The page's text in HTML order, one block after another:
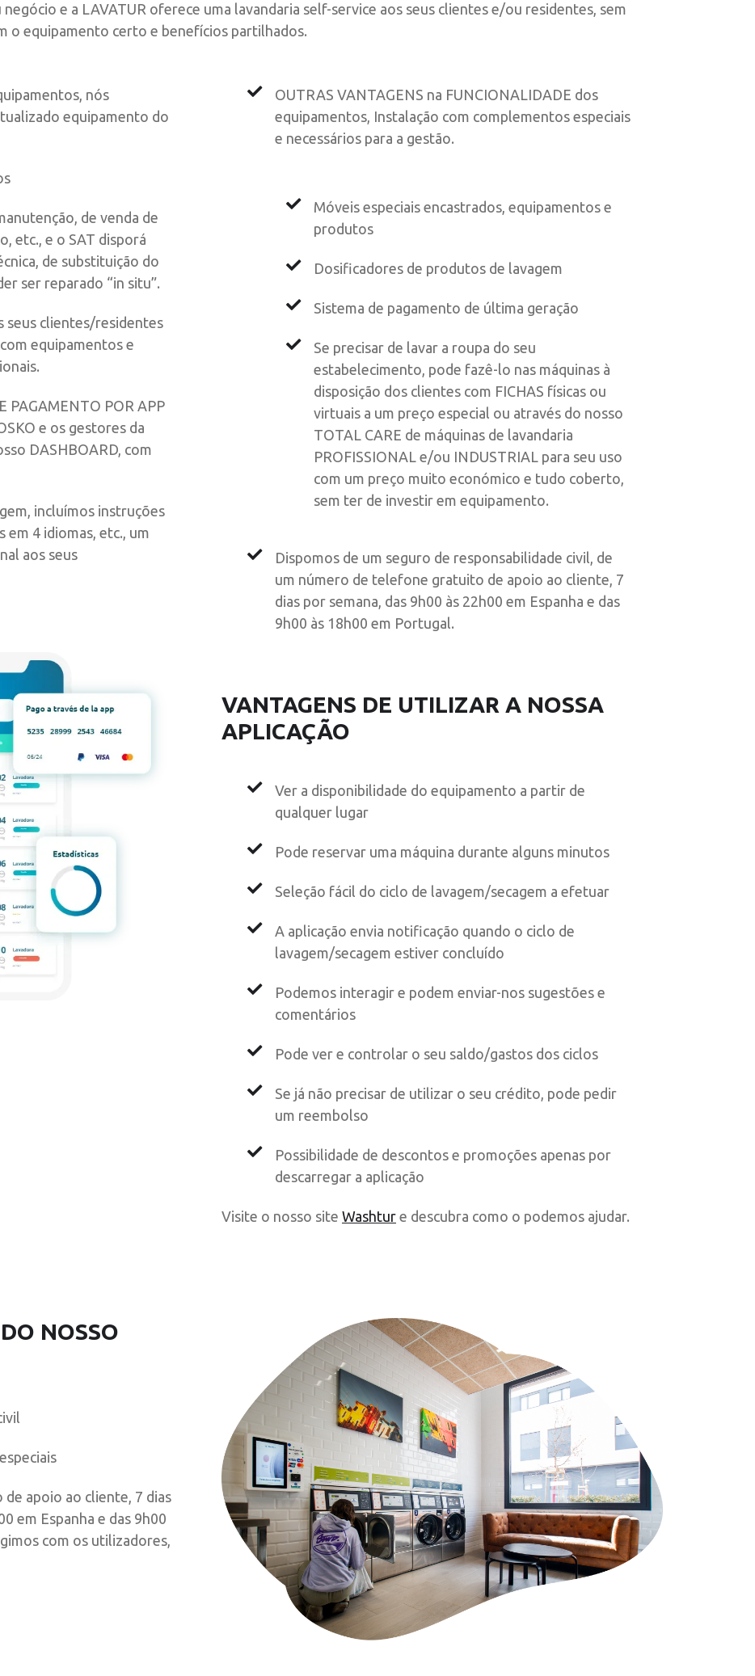
e a LAVATUR oferece uma lavandaria self-service aos seus clientes e/ou residentes, sem
o equipamento certo e benefícios partilhados.
nós
equipamento do
de venda de
etc., e o SAT disporá
de substituição do
ser reparado “in situ”.
seus clientes/residentes
equipamentos e
PAGAMENTO POR APP
e os gestores da
DASHBOARD, com
incluímos instruções
em 4 idiomas, etc., um
aos seus
OUTRAS VANTAGENS na FUNCIONALIDADE dos
equipamentos, Instalação com complementos especiais
e necessários para a gestão.
Móveis especiais encastrados, equipamentos e
produtos
Dosificadores de produtos de lavagem
Sistema de pagamento de última geração
Se precisar de lavar a roupa do seu
estabelecimento, pode fazê-lo nas máquinas à
disposição dos clientes com FICHAS físicas ou
virtuais a um preço especial ou através do nosso
TOTAL CARE de máquinas de lavandaria
PROFISSIONAL e/ou INDUSTRIAL para seu uso
com um preço muito económico e tudo coberto,
sem ter de investir em equipamento.
Dispomos de um seguro de responsabilidade civil, de
um número de telefone gratuito de apoio ao cliente, 7
dias por semana, das 9h00 às 22h00 em Espanha e das
9h00 às 18h00 em Portugal.
VANTAGENS DE UTILIZAR A NOSSA
APLICAÇÃO
Ver a disponibilidade do equipamento a partir de
qualquer lugar
Pode reservar uma máquina durante alguns minutos
Seleção fácil do ciclo de lavagem/secagem a efetuar
A aplicação envia notificação quando o ciclo de
lavagem/secagem estiver concluído
Podemos interagir e podem enviar-nos sugestões e
comentários
Pode ver e controlar o seu saldo/gastos dos ciclos
Se já não precisar de utilizar o seu crédito, pode pedir
um reembolso
Possibilidade de descontos e promoções apenas por
descarregar a aplicação
Visite o nosso site Washtur e descubra como o podemos ajudar.
NOSSO
apoio ao cliente, 7 dias
em Espanha e das 9h00
com os utilizadores,